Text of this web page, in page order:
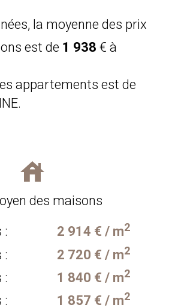
la moyenne des prix
est de 1 938 € à
appartements est de
des maisons
: 2 914 € / m2
: 2 720 € / m2
: 1 840 € / m2
: 1 857 € / m2